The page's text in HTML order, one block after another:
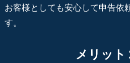
お客様としても安心して申告依
す。
メリット